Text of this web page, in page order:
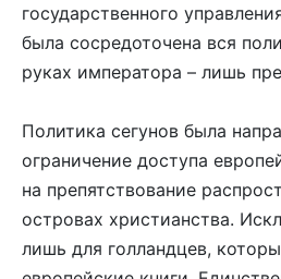
государственного
была сосредоточена вся
руках императора – лишь
Политика сегунов была
ограничение доступа
на препятствование
островах христианства.
лишь для голландцев,